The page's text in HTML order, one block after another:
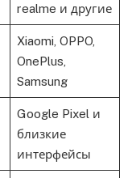
realme и другие
Xiaomi, OPPO,
OnePlus,
Samsung
Google Pixel и
близкие
интерфейсы